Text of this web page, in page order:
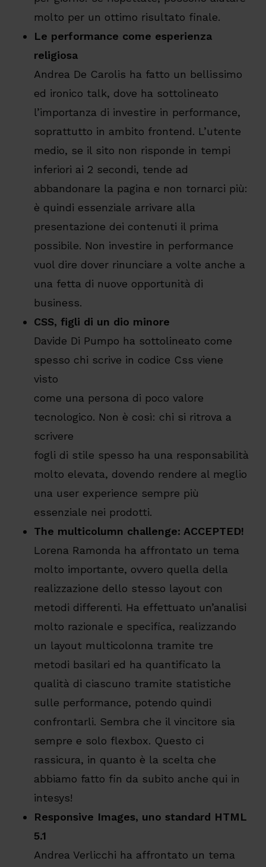
molto per un ottimo risultato finale.
Le performance come esperienza
religiosa
Andrea De Carolis ha fatto un bellissimo
ed ironico talk, dove ha sottolineato
l’importanza di investire in performance,
soprattutto in ambito frontend. L’utente
medio, se il sito non risponde in tempi
inferiori ai 2 secondi, tende ad
abbandonare la pagina e non tornarci più:
è quindi essenziale arrivare alla
presentazione dei contenuti il prima
possibile. Non investire in performance
vuol dire dover rinunciare a volte anche a
una fetta di nuove opportunità di
business.
CSS, figli di un dio minore
Davide Di Pumpo ha sottolineato come
spesso chi scrive in codice Css viene
visto
come una persona di poco valore
tecnologico. Non è così: chi si ritrova a
scrivere
fogli di stile spesso ha una responsabilità
molto elevata, dovendo rendere al meglio
una user experience sempre più
essenziale nei prodotti.
The multicolumn challenge: ACCEPTED!
Lorena Ramonda ha affrontato un tema
molto importante, ovvero quella della
realizzazione dello stesso layout con
metodi differenti. Ha effettuato un’analisi
molto razionale e specifica, realizzando
un layout multicolonna tramite tre
metodi basilari ed ha quantificato la
qualità di ciascuno tramite statistiche
sulle performance, potendo quindi
confrontarli. Sembra che il vincitore sia
sempre e solo flexbox. Questo ci
rassicura, in quanto è la scelta che
abbiamo fatto fin da subito anche qui in
intesys!
Responsive Images, uno standard HTML
5.1
Andrea Verlicchi ha affrontato un tema